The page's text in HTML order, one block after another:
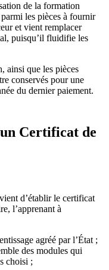
de la formation
les pièces à fournir
et vient remplacer
puisqu’il fluidifie les
ainsi que les pièces
conservés pour une
du dernier paiement.
Certificat de
d’établir le certificat
l’apprenant à
agréé par l’État ;
des modules qui
choisi ;